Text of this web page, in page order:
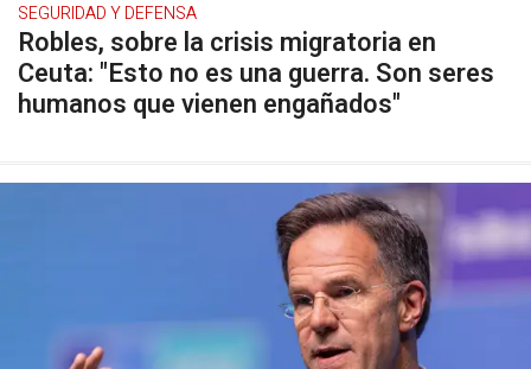
SEGURIDAD Y DEFENSA
Robles, sobre la crisis migratoria en
Ceuta: "Esto no es una guerra. Son seres
humanos que vienen engañados"